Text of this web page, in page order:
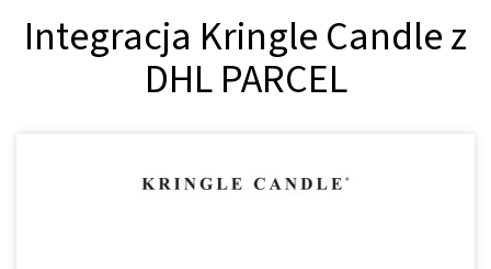
Integracja Kringle Candle z
DHL PARCEL